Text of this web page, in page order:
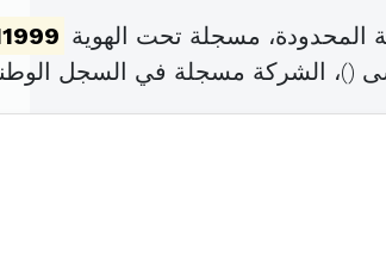
مسجلة تحت الهوية
)، الشركة مسجلة في السجل